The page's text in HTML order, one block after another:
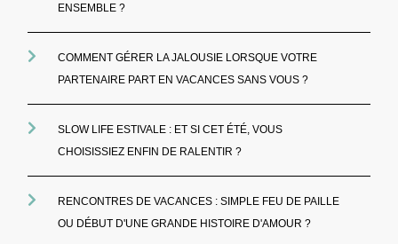
ENSEMBLE ?
COMMENT GÉRER LA JALOUSIE LORSQUE VOTRE
PARTENAIRE PART EN VACANCES SANS VOUS ?
SLOW LIFE ESTIVALE : ET SI CET ÉTÉ, VOUS
CHOISISSIEZ ENFIN DE RALENTIR ?
RENCONTRES DE VACANCES : SIMPLE FEU DE PAILLE
OU DÉBUT D'UNE GRANDE HISTOIRE D'AMOUR ?